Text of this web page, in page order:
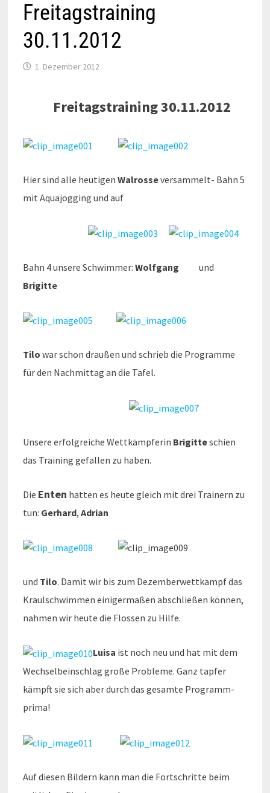
Freitagstraining
30.11.2012
1. Dezember 2012
Freitagstraining30.11.2012
Hier sind alle heutigen Walrosseversammelt- Bahn 5
mit Aquajogging und auf
Bahn 4 unsere Schwimmer: Wolfgang und
Brigitte
Tilo war schon draußen und schrieb die Programme
für den Nachmittag an die Tafel.
Unsere erfolgreiche Wettkämpferin Brigitteschien
das Training gefallen zu haben.
Die Enten hatten es heute gleich mit drei Trainern zu
tun: Gerhard, Adrian
und Tilo. Damit wir bis zum Dezemberwettkampf das
Kraulschwimmen einigermaßen abschließen können,
nahmen wir heute die Flossen zu Hilfe.
Luisa ist noch neu und hat mit dem
Wechselbeinschlag große Probleme. Ganz tapfer
kämpft sie sich aber durch das gesamte Programm-
prima!
Auf diesen Bildern kann man die Fortschritte beim